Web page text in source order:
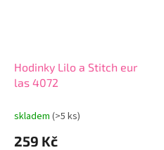
Hodinky Lilo a Stitch eur
las 4072
skladem (>5 ks)
259 Kč